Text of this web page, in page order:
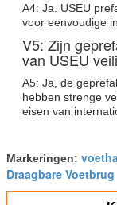
A4: Ja. USEU
voor eenvoudige
V5: Zijn
van USEU
A5: Ja, de
hebben strenge
eisen van
Markeringen:
Draagbare Voetbrug